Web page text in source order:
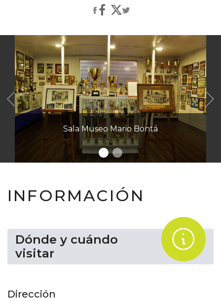
Sala Museo Mario Bontá
Acceso a la
de
Anterior
INFORMACIÓN
Dónde y cuándo
visitar
.
Dirección